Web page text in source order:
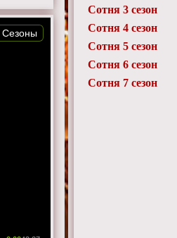
Сезоны
Сотня 3 сезон
Сотня 4 сезон
Сотня 5 сезон
Сотня 6 сезон
Сотня 7 сезон